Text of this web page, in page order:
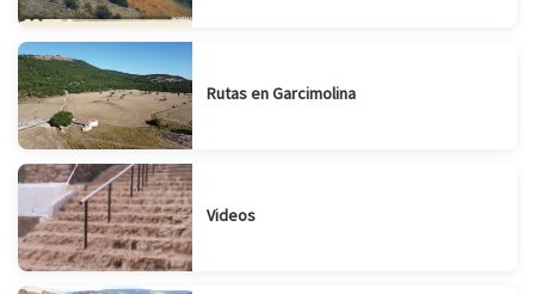
Rutas en Garcimolina
Videos